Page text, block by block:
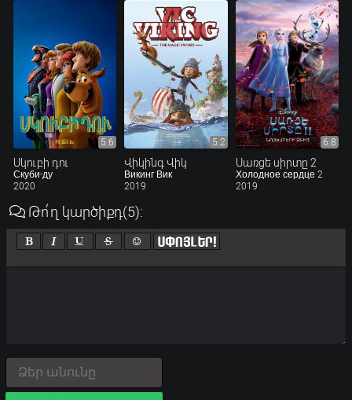
5.6
Սկուբի դու
Скуби-ду
2020
5.2
Վիկինգ Վիկ
Викинг Вик
2019
6.8
Սառցե սիրտը 2
Холодное сердце 2
2019
Թո՛ղ կարծիքդ(5):